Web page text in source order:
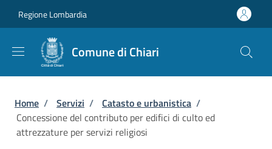
Regione Lombardia
Comune di Chiari
Briciole di pane
Home / Servizi / Catasto e urbanistica /
Concessione del contributo per edifici di culto ed
attrezzature per servizi religiosi